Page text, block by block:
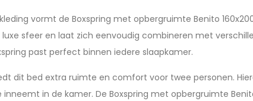
vormt de Boxspring met opbergruimte Benito
sfeer en laat zich eenvoudig combineren met
past perfect binnen iedere slaapkamer.
dit bed extra ruimte en comfort voor twee personen.
in de kamer. De Boxspring met opbergruimte